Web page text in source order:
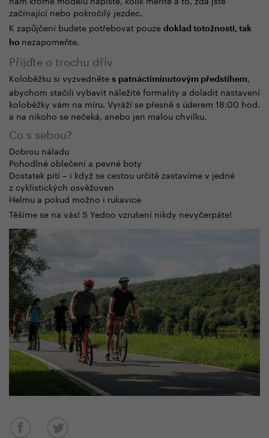
začínající nebo pokročilý jezdec.
K zapůjčení budete potřebovat pouze doklad totožnosti, tak
ho nezapomeňte.
Přijďte o trochu dřív
Koloběžku si vyzvedněte s patnáctiminutovým předstihem,
abychom stačili vybavit náležité formality a doladit nastavení
koloběžky vám na míru. Vyráží se přesně s úderem 18:00 hod.
a na nikoho se nečeká, anebo jen malou chvilku.
Co s sebou?
Dobrou náladu
Pohodlné oblečení a pevné boty
Dostatek pití – i když se cestou určitě zastavíme v jedné
z cyklistických osvěžoven
Helmu a pokud možno i rukavice
Těšíme se na vás! S Yedoo vzrušení nikdy nevyčerpáte!